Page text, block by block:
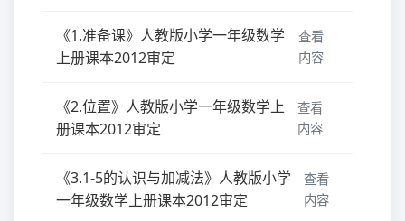
《1.准备课》人教版小学一年级数学
上册课本2012审定
查看
内容
《2.位置》人教版小学一年级数学上
册课本2012审定
查看
内容
《3.1-5的认识与加减法》人教版小学
一年级数学上册课本2012审定
查看
内容